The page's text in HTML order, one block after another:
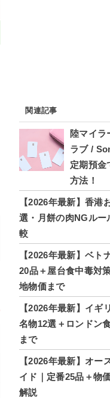
関連記事
陸マイラ
ラブ /
定期預金
方法！
【2026年最新】香港
選・月餅の肉NGル
較
【2026年最新】ベト
20品＋屋台食中毒対
地物価まで
【2026年最新】イギ
名物12選＋ロンドン
まで
【2026年最新】オー
イド｜定番25品＋物
解説